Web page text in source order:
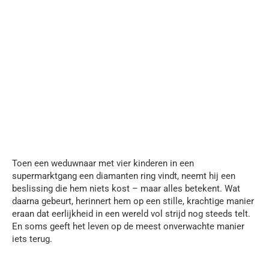
Toen een weduwnaar met vier kinderen in een
supermarktgang een diamanten ring vindt, neemt hij een
beslissing die hem niets kost – maar alles betekent. Wat
daarna gebeurt, herinnert hem op een stille, krachtige manier
eraan dat eerlijkheid in een wereld vol strijd nog steeds telt.
En soms geeft het leven op de meest onverwachte manier
iets terug.